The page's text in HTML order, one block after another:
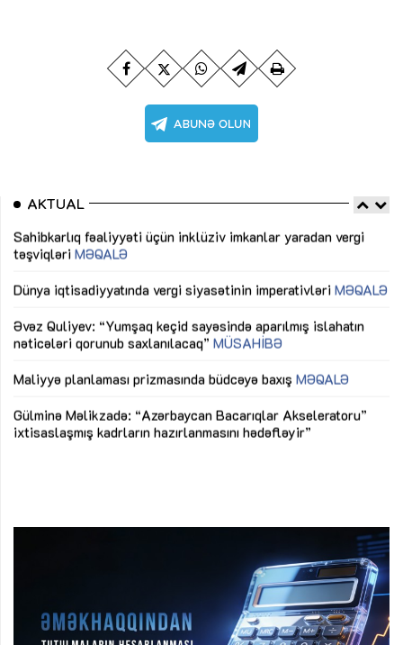
AKTUAL
Sahibkarlıq fəaliyyəti üçün inklüziv imkanlar yaradan vergi
təşviqləri MƏQALƏ
Dünya iqtisadiyyatında vergi siyasətinin imperativləri MƏQALƏ
Əvəz Quliyev: “Yumşaq keçid sayəsində aparılmış islahatın
nəticələri qorunub saxlanılacaq” MÜSAHİBƏ
Maliyyə planlaması prizmasında büdcəyə baxış MƏQALƏ
Gülminə Məlikzadə: “Azərbaycan Bacarıqlar Akseleratoru”
ixtisaslaşmış kadrların hazırlanmasını hədəfləyir”